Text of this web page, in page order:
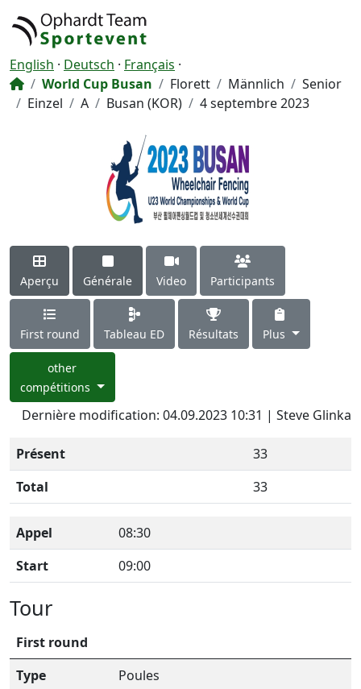
English · Deutsch · Français ·
World Cup Busan
Florett Männlich
Senior
Einzel
A Busan (KOR) 4 septembre 2023
Aperçu Générale Video Participants
First round Tableau ED Résultats Plus
other
compétitions
Dernière modification: 04.09.2023 10:31 | Steve Glinka
Présent
33
Total
33
Appel
08:30
Start
09:00
Tour
First round
Type
Poules